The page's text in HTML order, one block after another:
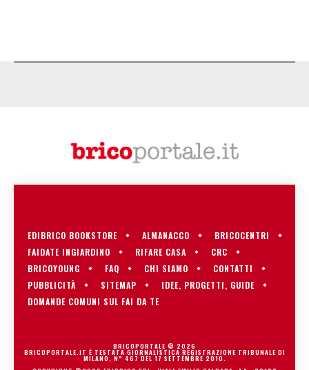
EDIBRICO BOOKSTORE ALMANACCO
BRICOCENTRI
FAIDATE INGIARDINO
RIFARE CASA
CRC
BRICOYOUNG
FAQ CHI SIAMO
CONTATTI
PUBBLICITÀ
SITEMAP
IDEE, PROGETTI, GUIDE
DOMANDE COMUNI SUL FAI DA TE
BRICOPORTALE © 2026
BRICOPORTALE.IT È TESTATA GIORNALISTICA REGISTRAZIONE TRIBUNALE DI
MILANO, N° 467 DEL 17 SETTEMBRE 2010.